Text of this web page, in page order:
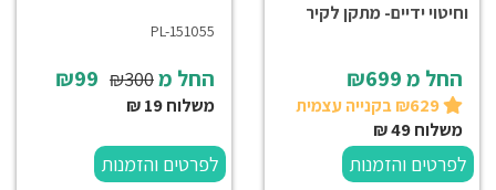
וחיטוי ידיים- מתקן לקיר
החל מ
משלוח 49 ₪
לפרטים והזמנות
PL-151055
החל מ₪300
משלוח 19 ₪
לפרטים והזמנות